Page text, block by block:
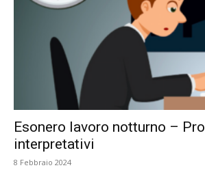
Esonero lavoro notturno –
interpretativi
8 Febbraio 2024